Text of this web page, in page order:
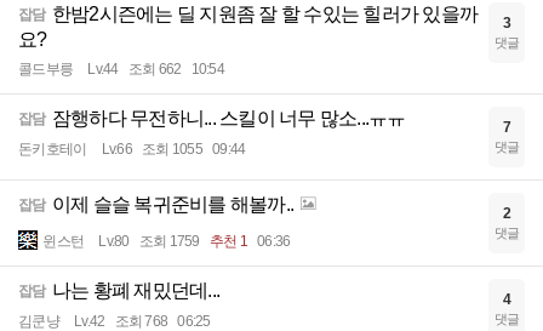
잡담 한밤2시즌에는 딜 지원좀 잘 할 수있는 힐러가 있을까
요?
콜드부릉 Lv.44 조회 662 10:54
3
댓글
잡담 잠행하다 무전하니... 스킬이 너무 많소...ㅠㅠ
돈키호테이 Lv.66 조회 1055 09:44
7
댓글
잡담 이제 슬슬 복귀준비를 해볼까..
윈스턴 Lv.80 조회 1759 추천 1 06:36
2
댓글
잡담 나는 황폐 재밌던데...
김쿤냥 Lv.42 조회 768 06:25
4
댓글